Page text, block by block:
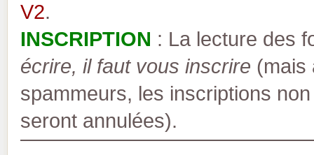
V2.
INSCRIPTION : La lecture des
écrire, il faut vous inscrire (mais
spammeurs, les inscriptions
seront annulées).